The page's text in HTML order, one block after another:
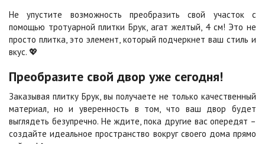
Не упустите возможность преобразить свой участок с
помощью тротуарной плитки Брук, агат желтый, 4 см! Это не
просто плитка, это элемент, который подчеркнет ваш стиль и
вкус. 💖
Преобразите свой двор уже сегодня!
Заказывая плитку Брук, вы получаете не только качественный
материал, но и уверенность в том, что ваш двор будет
выглядеть безупречно. Не ждите, пока другие вас опередят –
создайте идеальное пространство вокруг своего дома прямо